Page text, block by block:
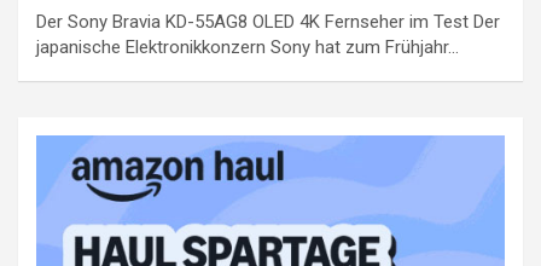
Der Sony Bravia KD-55AG8 OLED 4K Fernseher im Test Der
japanische Elektronikkonzern Sony hat zum Frühjahr…